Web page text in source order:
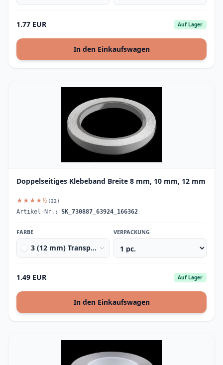
1.77 EUR Auf Lager
In den Einkaufswagen
Doppelseitiges Klebeband Breite 8 mm, 10 mm, 12 mm
★★★★½ (22)
Artikel-Nr.: SK_730887_63924_166362
FARBE
3 (12 mm) Transparent
VERPACKUNG
1.49 EUR Auf Lager
In den Einkaufswagen